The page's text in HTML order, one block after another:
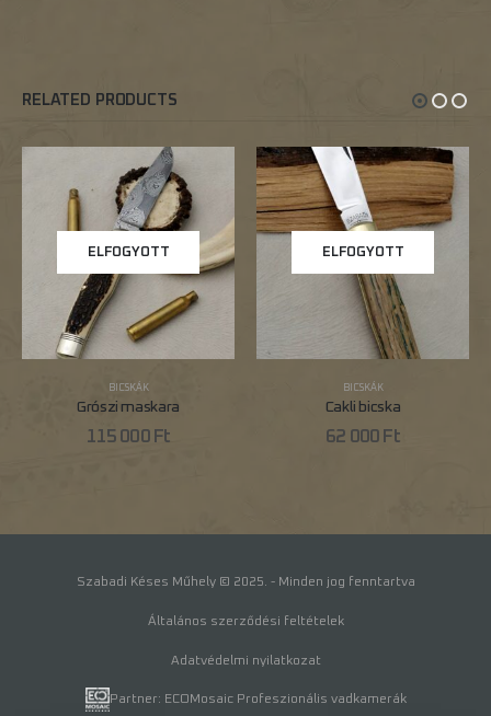
RELATED PRODUCTS
ELFOGYOTT
BICSKÁK
Grószi maskara
115 000 Ft
ELFOGYOTT
BICSKÁK
Cakli bicska
62 000 Ft
Szabadi Késes Műhely © 2025. - Minden jog fenntartva
Általános szerződési feltételek
Adatvédelmi nyilatkozat
Partner: ECOMosaic Profeszionális vadkamerák